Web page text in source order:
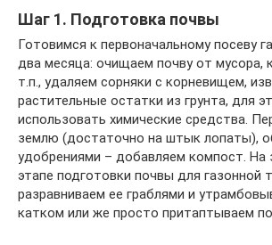
Шаг 1. Подготовка почвы
Готовимся к первоначальному посеву
два месяца: очищаем почву от мусора,
т.п., удаляем сорняки с корневищем,
растительные остатки из грунта, для
использовать химические средства.
землю (достаточно на штык лопаты),
удобрениями – добавляем компост. На
этапе подготовки почвы для газонной
разравниваем ее граблями и
катком или же просто притаптываем